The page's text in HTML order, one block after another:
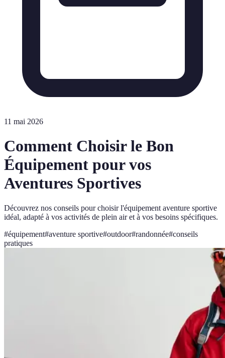
11 mai 2026
Comment Choisir le Bon
Équipement pour vos
Aventures Sportives
Découvrez nos conseils pour choisir l'équipement aventure sportive
idéal, adapté à vos activités de plein air et à vos besoins spécifiques.
#équipement#aventure sportive#outdoor#randonnée#conseils
pratiques